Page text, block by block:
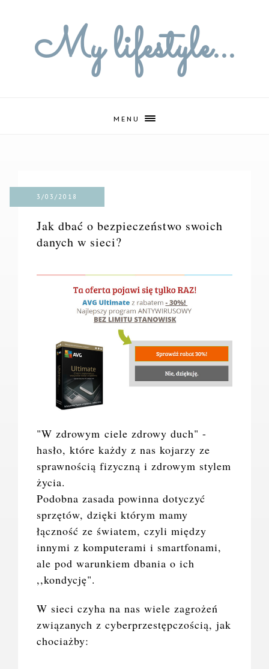
My lifestyle...
MENU
3/03/2018
Jak dbać o bezpieczeństwo swoich
danych w sieci?
"W zdrowym ciele zdrowy duch" -
hasło, które każdy z nas kojarzy ze
sprawnością fizyczną i zdrowym stylem
życia.
Podobna zasada powinna dotyczyć
sprzętów, dzięki którym mamy
łączność ze światem, czyli między
innymi z komputerami i smartfonami,
ale pod warunkiem dbania o ich
,,kondycję".
W sieci czyha na nas wiele zagrożeń
związanych z cyberprzestępczością, jak
chociażby: